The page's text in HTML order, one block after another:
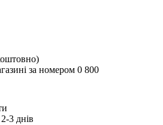
за номером 0 800
3 днів